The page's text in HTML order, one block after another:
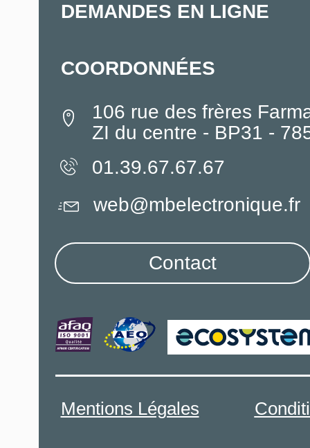
DEMANDES EN LIGNE
COORDONNÉES
106 rue des frères
ZI du centre - BP31 -
01.39.67.67.67
Mentions Légales
web@mbelectronique.fr
Contact